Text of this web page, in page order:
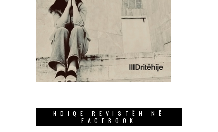
NDIQE REVISTËN NË
FACEBOOK